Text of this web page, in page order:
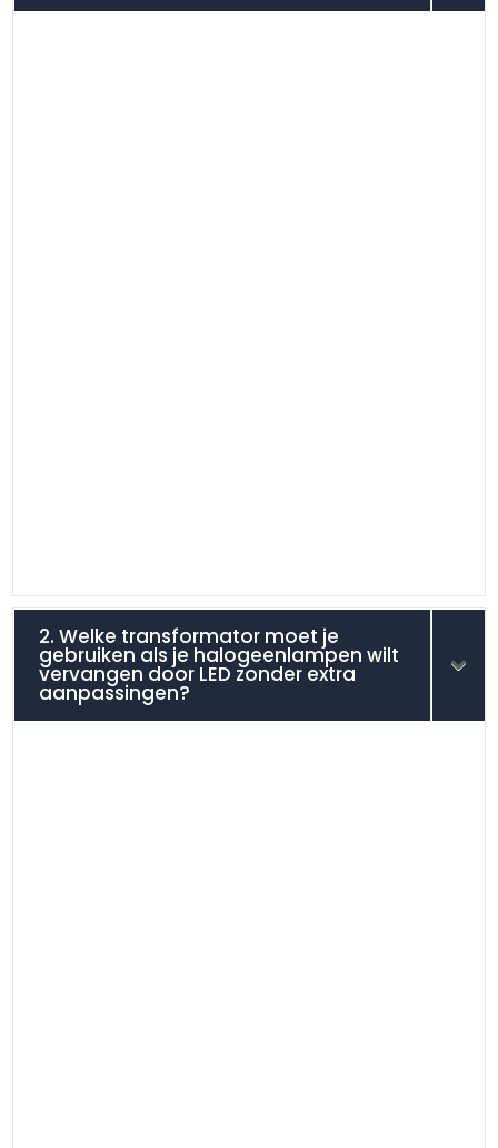
2. Welke transformator moet je
gebruiken als je halogeenlampen wilt
vervangen door LED zonder extra
aanpassingen?